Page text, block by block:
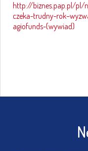
http://biznes.pap.pl/
czeka-trudny-
agiofunds-(wywiad)